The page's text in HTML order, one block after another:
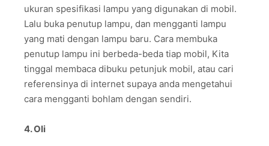
ukuran spesifikasi lampu yang digunakan di mobil.
Lalu buka penutup lampu, dan mengganti lampu
yang mati dengan lampu baru. Cara membuka
penutup lampu ini berbeda-beda tiap mobil, Kita
tinggal membaca dibuku petunjuk mobil, atau cari
referensinya di internet supaya anda mengetahui
cara mengganti bohlam dengan sendiri.
4. Oli